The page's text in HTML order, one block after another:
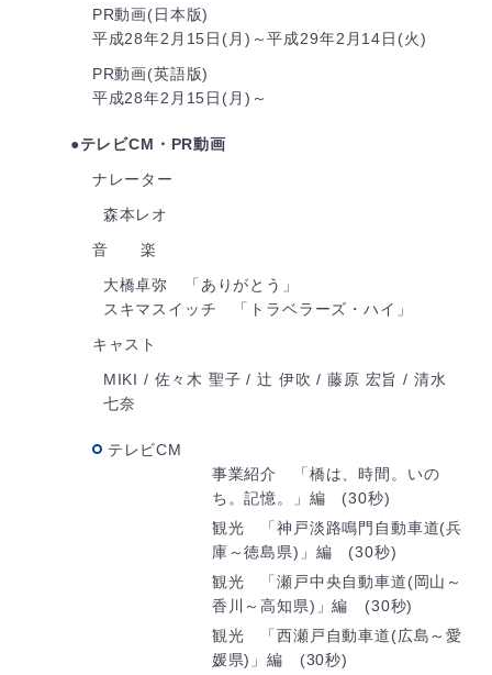
PR動画(日本版)
平成28年2月15日(月)～平成29年2月14日(火)
PR動画(英語版)
平成28年2月15日(月)～
●テレビCM・PR動画
ナレーター
森本レオ
音 楽
大橋卓弥 「ありがとう」
スキマスイッチ 「トラベラーズ・ハイ」
キャスト
MIKI / 佐々木 聖子 / 辻 伊吹 / 藤原 宏旨 / 清水
七奈
テレビCM
事業紹介 「橋は、時間。いの
ち。記憶。」編 (30秒)
観光 「神戸淡路鳴門自動車道(兵
庫～徳島県)」編 (30秒)
観光 「瀬戸中央自動車道(岡山～
香川～高知県)」編 (30秒)
観光 「西瀬戸自動車道(広島～愛
媛県)」編 (30秒)